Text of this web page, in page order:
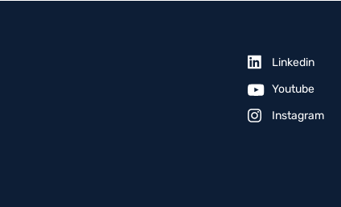
Linkedin
Youtube
Instagram